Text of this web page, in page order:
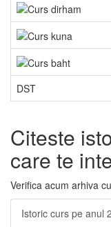
DST
Citeste
care te
Verifica acum arhiva
Istoric curs pe anul